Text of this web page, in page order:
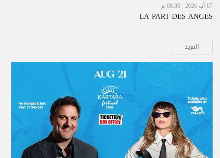
07 آب 2026 | 08:30 م
LA PART DES ANGES
المزيد